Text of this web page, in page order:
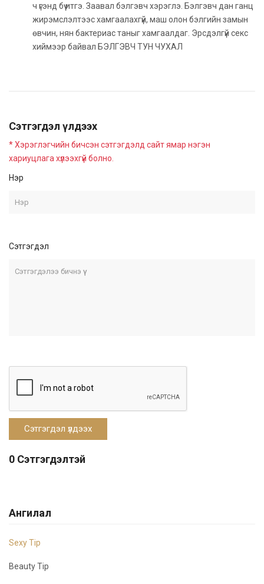
Ангилал
Sexy Tip
Beauty Tip
ч үгэнд бүү итгэ. Заавал бэлгэвч хэрэглэ. Бэлгэвч дан ганц
жирэмслэлтээс хамгаалахгүй, маш олон бэлгийн замын
өвчин, нян бактериас таныг хамгаалдаг. Эрсдэлгүй секс
хиймээр байвал БЭЛГЭВЧ ТУН ЧУХАЛ
Сэтгэгдэл үлдээх
* Хэрэглэгчийн бичсэн сэтгэгдэлд сайт ямар нэгэн
хариуцлага хүлээхгүй болно.
Нэр
Сэтгэгдэл
0 Сэтгэгдэлтэй